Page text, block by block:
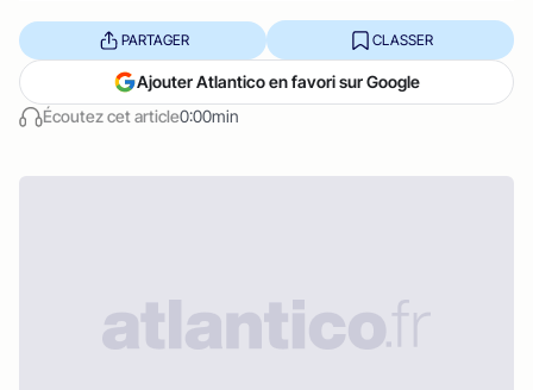
Écoutez cet article0:00min
PARTAGER CLASSER
Ajouter Atlantico en favori sur Google